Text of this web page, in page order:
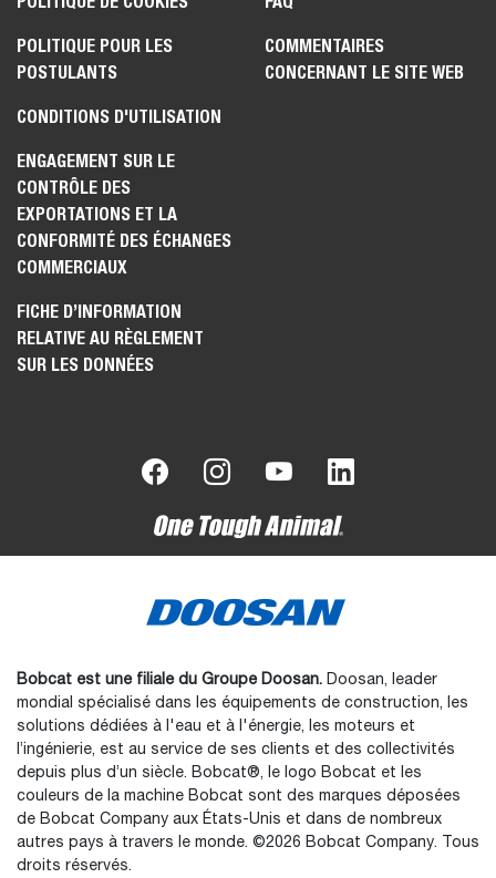
POLITIQUE POUR LES
POSTULANTS
CONDITIONS D'UTILISATION
ENGAGEMENT SUR LE
CONTRÔLE DES
EXPORTATIONS ET LA
CONFORMITÉ DES ÉCHANGES
COMMERCIAUX
FICHE D’INFORMATION
RELATIVE AU RÈGLEMENT
SUR LES DONNÉES
COMMENTAIRES
CONCERNANT LE SITE WEB
Bobcat est une filiale du Groupe Doosan. Doosan, leader
mondial spécialisé dans les équipements de construction, les
solutions dédiées à l'eau et à l'énergie, les moteurs et
l’ingénierie, est au service de ses clients et des collectivités
depuis plus d’un siècle. Bobcat®, le logo Bobcat et les
couleurs de la machine Bobcat sont des marques déposées
de Bobcat Company aux États-Unis et dans de nombreux
autres pays à travers le monde. ©2026 Bobcat Company. Tous
droits réservés.